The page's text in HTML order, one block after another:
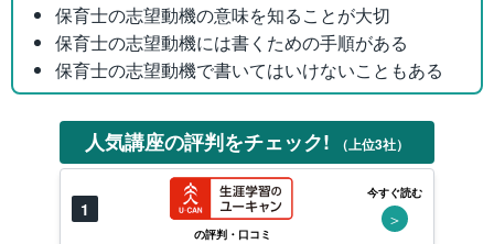
保育士の志望動機の意味を知ることが大切
保育士の志望動機には書くための手順がある
保育士の志望動機で書いてはいけないこともある
人気講座の評判をチェック! （上位3社）
1
の評判・口コミ
今すぐ読む
＞